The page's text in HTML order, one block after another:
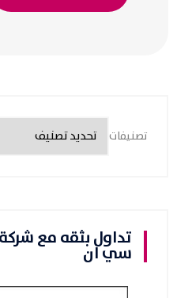
تصنيفات
تداول بثقه مع
سي ان